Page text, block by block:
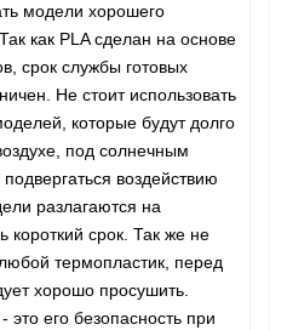
модели хорошего
как PLA сделан на основе
срок службы готовых
Не стоит использовать
которые будут долго
под солнечным
воздействию
разлагаются на
короткий срок. Так же не
термопластик, перед
хорошо просушить.
это его безопасность при